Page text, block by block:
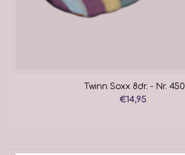
Twinn Soxx 8dr. - Nr. 450
€14,95